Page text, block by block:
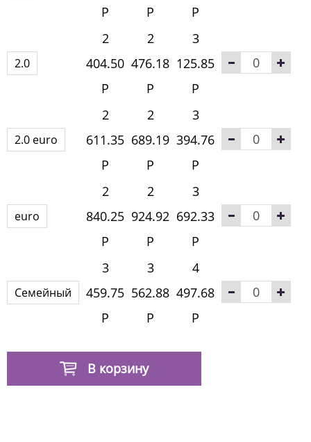
Р
Р
Р
2.0
2
404.50
Р
2
476.18
Р
3
125.85
Р
2.0 euro
2
611.35
Р
2
689.19
Р
3
394.76
Р
euro
2
840.25
Р
2
924.92
Р
3
692.33
Р
Семейный
3
459.75
Р
3
562.88
Р
4
497.68
Р
В корзину